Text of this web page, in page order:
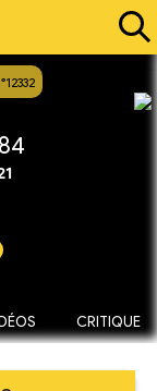
CRITIQUE